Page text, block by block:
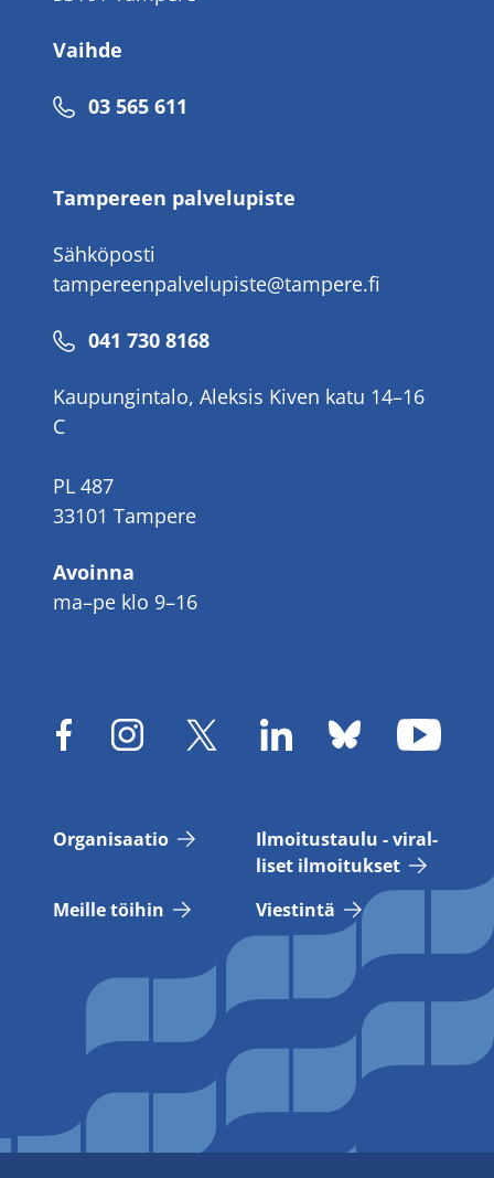
Vaihde
Puhelinnumero
03 565 611
Tampereen palvelupiste
Sähköposti
tampereenpalvelupiste@tampere.fi
Puhelinnumero
041 730 8168
Kaupungintalo, Aleksis Kiven katu 14–16
C
PL 487
33101 Tampere
Avoinna
ma–pe klo 9–16
Or­ga­ni­saa­tio
Il­moi­tus­tau­lu - vi­ral­
li­set il­moi­tuk­set
Meil­le töi­hin
Vies­tin­tä